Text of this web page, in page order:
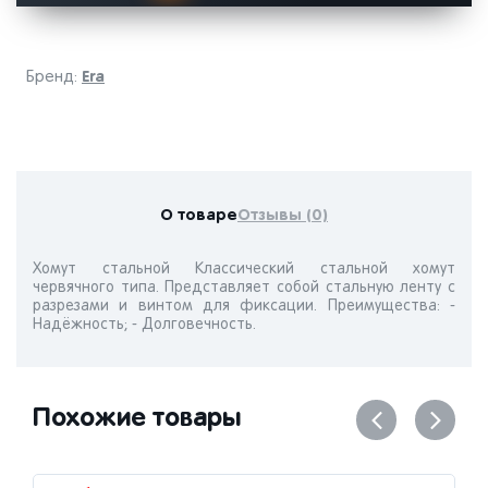
Бренд: Era
О товареОтзывы (0)
Хомут стальной Классический стальной хомут
червячного типа. Представляет собой стальную ленту с
разрезами и винтом для фиксации. Преимущества: -
Надёжность; - Долговечность.
Похожие товары